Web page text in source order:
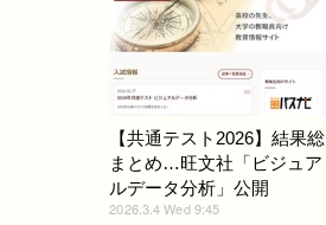
【共通テスト2026】結果総
まとめ…旺文社「ビジュア
ルデータ分析」公開
2026.3.4 Wed 9:45